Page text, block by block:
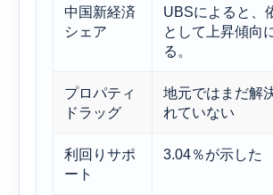
中国新経済
シェア
UBSによると、
として上昇傾向
る。
プロパティ
ドラッグ
地元ではまだ解
れていない
利回りサポ
ート
3.04％が示した